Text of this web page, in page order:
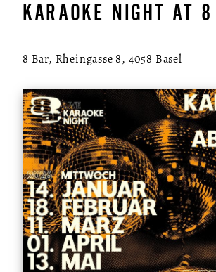
KARAOKE NIGHT AT
8 Bar, Rheingasse 8, 4058 Basel